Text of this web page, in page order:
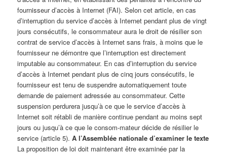
fournisseur d’accès à Internet (FAI). Selon cet article, en cas
d’interruption du service d’accès à Internet pendant plus de vingt
jours consécutifs, le consommateur aura le droit de résilier son
contrat de service d’accès à Internet sans frais, à moins que le
fournisseur ne démontre que l’interruption est directement
imputable au consommateur. En cas d’interruption du service
d’accès à Internet pendant plus de cinq jours consécutifs, le
fournisseur est tenu de suspendre automatiquement toute
demande de paiement adressée au consommateur. Cette
suspension perdurera jusqu’à ce que le service d’accès à
Internet soit rétabli de manière continue pendant au moins sept
jours ou jusqu’à ce que le consom-mateur décide de résilier le
service (article 5).A l’Assemblée nationale d’examiner le texte
La proposition de loi doit maintenant être examinée par la